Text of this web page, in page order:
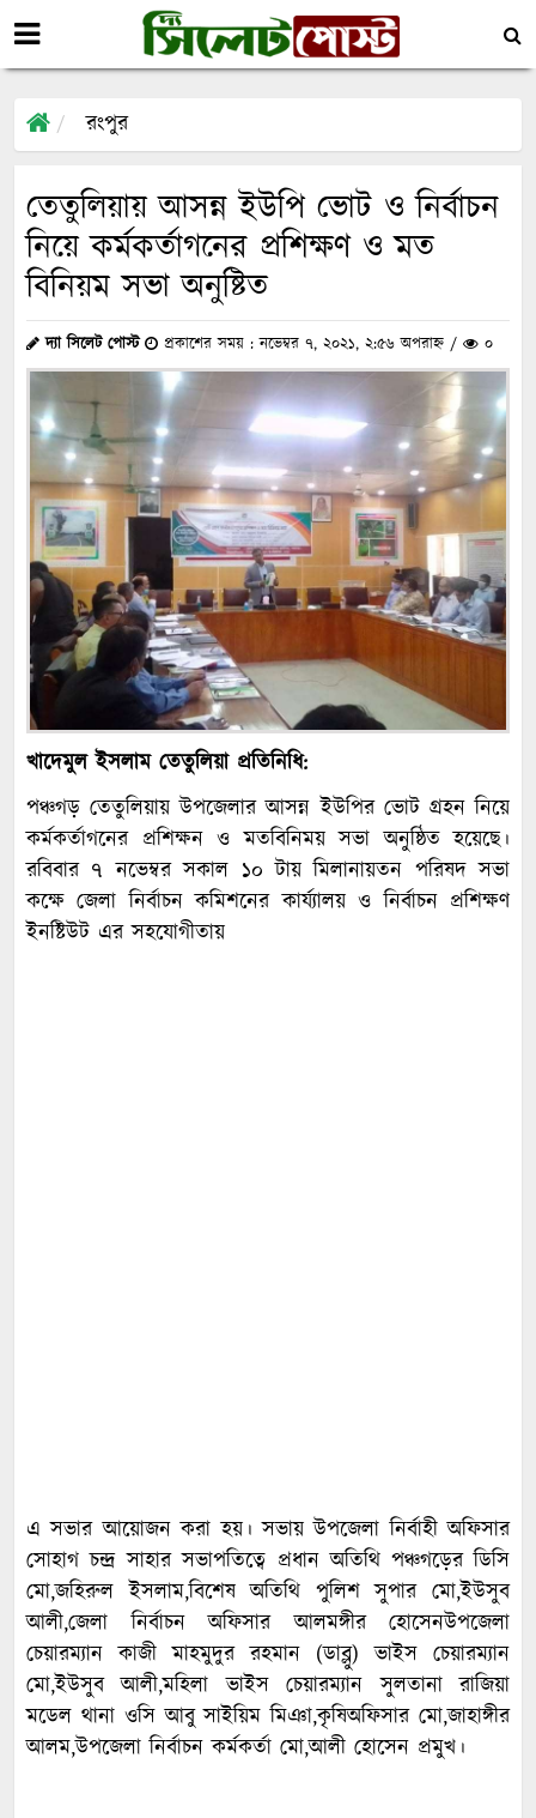
রংপুর
তেতুলিয়ায় আসন্ন ইউপি ভোট ও নির্বাচন
নিয়ে কর্মকর্তাগনের প্রশিক্ষণ ও মত
বিনিয়ম সভা অনুষ্টিত
দ্যা সিলেট পোস্ট প্রকাশের সময় : নভেম্বর ৭, ২০২১, ২:৫৬ অপরাহ্ন / ০
খাদেমুল ইসলাম তেতুলিয়া প্রতিনিধি:
পঞ্চগড় তেতুলিয়ায় উপজেলার আসন্ন ইউপির ভোট গ্রহন নিয়ে
কর্মকর্তাগনের প্রশিক্ষন ও মতবিনিময় সভা অনুষ্ঠিত হয়েছে।
রবিবার ৭ নভেম্বর সকাল ১০ টায় মিলানায়তন পরিষদ সভা
কক্ষে জেলা নির্বাচন কমিশনের কার্য্যালয় ও নির্বাচন প্রশিক্ষণ
ইনষ্টিউট এর সহযোগীতায়
এ সভার আয়োজন করা হয়। সভায় উপজেলা নির্বাহী অফিসার
সোহাগ চন্দ্র সাহার সভাপতিত্বে প্রধান অতিথি পঞ্চগড়ের ডিসি
মো,জহিরুল ইসলাম,বিশেষ অতিথি পুলিশ সুপার মো,ইউসুব
আলী,জেলা নির্বাচন অফিসার আলমঙ্গীর হোসেনউপজেলা
চেয়ারম্যান কাজী মাহমুদুর রহমান (ডাব্লু) ভাইস চেয়ারম্যান
মো,ইউসুব আলী,মহিলা ভাইস চেয়ারম্যান সুলতানা রাজিয়া
মডেল থানা ওসি আবু সাইয়িম মিঞা,কৃষিঅফিসার মো,জাহাঙ্গীর
আলম,উপজেলা নির্বাচন কর্মকর্তা মো,আলী হোসেন প্রমুখ।